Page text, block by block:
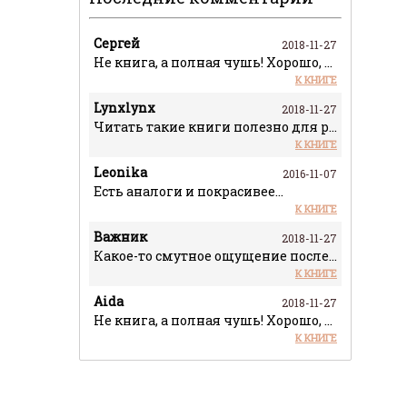
Сергей 2018-11-27
Не книга, а полная чушь! Хорошо, что чит
К КНИГЕ
Lynxlynx 2018-11-27
Читать такие книги полезно для расширени
К КНИГЕ
Leonika 2016-11-07
Есть аналоги и покрасивее...
К КНИГЕ
Важник 2018-11-27
Какое-то смутное ощущение после прочтени
К КНИГЕ
Aida 2018-11-27
Не книга, а полная чушь! Хорошо, что чит
К КНИГЕ